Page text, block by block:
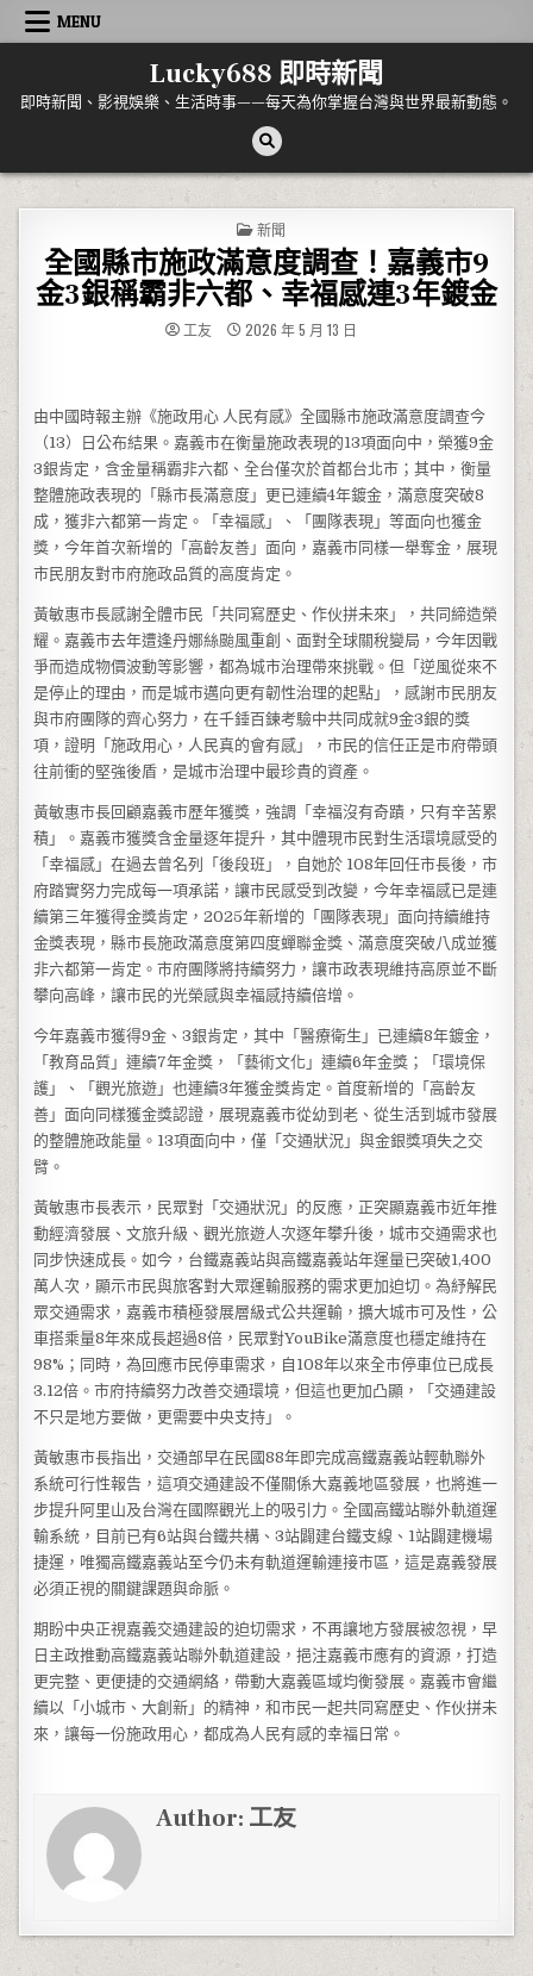
Skip to content
MENU
Lucky688 即時新聞
即時新聞、影視娛樂、生活時事——每天為你掌握台灣與世界最新動態。
POSTED IN
新聞
全國縣市施政滿意度調查！嘉義市9
金3銀稱霸非六都、幸福感連3年鍍金
工友 2026 年 5 月 13 日
由中國時報主辦《施政用心 人民有感》全國縣市施政滿意度調查今
（13）日公布結果。嘉義市在衡量施政表現的13項面向中，榮獲9金
3銀肯定，含金量稱霸非六都、全台僅次於首都台北市；其中，衡量
整體施政表現的「縣市長滿意度」更已連續4年鍍金，滿意度突破8
成，獲非六都第一肯定。「幸福感」、「團隊表現」等面向也獲金
獎，今年首次新增的「高齡友善」面向，嘉義市同樣一舉奪金，展現
市民朋友對市府施政品質的高度肯定。
黃敏惠市長感謝全體市民「共同寫歷史、作伙拼未來」，共同締造榮
耀。嘉義市去年遭逢丹娜絲颱風重創、面對全球關稅變局，今年因戰
爭而造成物價波動等影響，都為城市治理帶來挑戰。但「逆風從來不
是停止的理由，而是城市邁向更有韌性治理的起點」，感謝市民朋友
與市府團隊的齊心努力，在千錘百鍊考驗中共同成就9金3銀的獎
項，證明「施政用心，人民真的會有感」，市民的信任正是市府帶頭
往前衝的堅強後盾，是城市治理中最珍貴的資產。
黃敏惠市長回顧嘉義市歷年獲獎，強調「幸福沒有奇蹟，只有辛苦累
積」。嘉義市獲獎含金量逐年提升，其中體現市民對生活環境感受的
「幸福感」在過去曾名列「後段班」，自她於 108年回任市長後，市
府踏實努力完成每一項承諾，讓市民感受到改變，今年幸福感已是連
續第三年獲得金獎肯定，2025年新增的「團隊表現」面向持續維持
金獎表現，縣市長施政滿意度第四度蟬聯金獎、滿意度突破八成並獲
非六都第一肯定。市府團隊將持續努力，讓市政表現維持高原並不斷
攀向高峰，讓市民的光榮感與幸福感持續倍增。
今年嘉義市獲得9金、3銀肯定，其中「醫療衛生」已連續8年鍍金，
「教育品質」連續7年金獎，「藝術文化」連續6年金獎；「環境保
護」、「觀光旅遊」也連續3年獲金獎肯定。首度新增的「高齡友
善」面向同樣獲金獎認證，展現嘉義市從幼到老、從生活到城市發展
的整體施政能量。13項面向中，僅「交通狀況」與金銀獎項失之交
臂。​
黃敏惠市長表示，民眾對「交通狀況」的反應，正突顯嘉義市近年推
動經濟發展、文旅升級、觀光旅遊人次逐年攀升後，城市交通需求也
同步快速成長。如今，台鐵嘉義站與高鐵嘉義站年運量已突破1,400
萬人次，顯示市民與旅客對大眾運輸服務的需求更加迫切。為紓解民
眾交通需求，嘉義市積極發展層級式公共運輸，擴大城市可及性，公
車搭乘量8年來成長超過8倍，民眾對YouBike滿意度也穩定維持在
98%；同時，為回應市民停車需求，自108年以來全市停車位已成長
3.12倍。市府持續努力改善交通環境，但這也更加凸顯，「交通建設
不只是地方要做，更需要中央支持」。
黃敏惠市長指出，交通部早在民國88年即完成高鐵嘉義站輕軌聯外
系統可行性報告，這項交通建設不僅關係大嘉義地區發展，也將進一
步提升阿里山及台灣在國際觀光上的吸引力。全國高鐵站聯外軌道運
輸系統，目前已有6站與台鐵共構、3站闢建台鐵支線、1站闢建機場
捷運，唯獨高鐵嘉義站至今仍未有軌道運輸連接市區，這是嘉義發展
必須正視的關鍵課題與命脈。
期盼中央正視嘉義交通建設的迫切需求，不再讓地方發展被忽視，早
日主政推動高鐵嘉義站聯外軌道建設，挹注嘉義市應有的資源，打造
更完整、更便捷的交通網絡，帶動大嘉義區域均衡發展。嘉義市會繼
續以「小城市、大創新」的精神，和市民一起共同寫歷史、作伙拼未
來，讓每一份施政用心，都成為人民有感的幸福日常。
Author: 工友